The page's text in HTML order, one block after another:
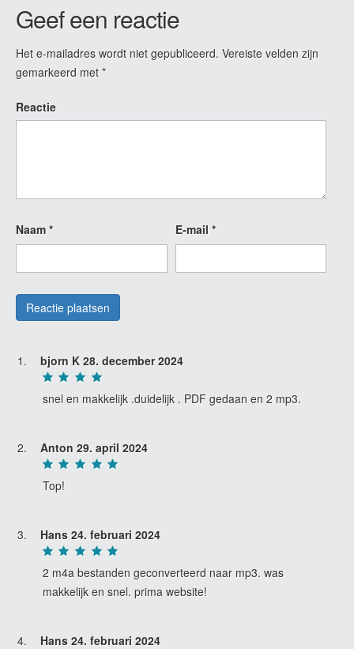
Geef een reactie
Het e-mailadres wordt niet gepubliceerd. Vereiste velden zijn
gemarkeerd met *
Reactie
Naam * E-mail *
bjorn K 28. december 2024
snel en makkelijk .duidelijk . PDF gedaan en 2 mp3.
Anton 29. april 2024
Top!
Hans 24. februari 2024
2 m4a bestanden geconverteerd naar mp3. was
makkelijk en snel. prima website!
Hans 24. februari 2024